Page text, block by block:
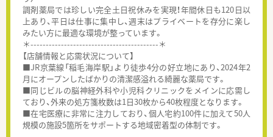
調剤薬局では珍しい完全土日祝休みを実現！年間休日も120日以
上あり、平日は仕事に集中し、週末はプライベートを存分に楽し
みたい方に最適な環境が整っています。
＊------------------------------------------＊
【店舗情報と応需状況について】
■JR京葉線「稲毛海岸駅」より徒歩4分の好立地にあり、2024年2
月にオープンしたばかりの清潔感溢れる綺麗な薬局です。
■同じビルの脳神経外科や小児科クリニックをメインに応需し
ており、外来の処方箋枚数は1日30枚から40枚程度となります。
■在宅医療に非常に注力しており、個人宅約100件に加えて50人
規模の施設5箇所をサポートする地域密着型の体制です。